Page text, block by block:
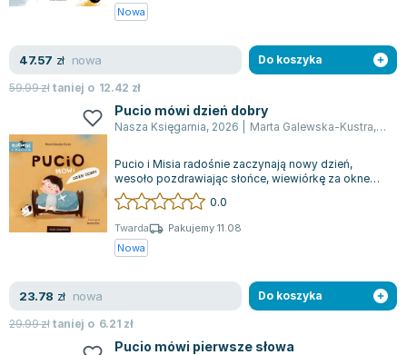
Nowa
47.57 zł nowa
59.99złtaniej o 12.42 zł
Do koszyka
Pucio mówi dzień dobry
Nasza Księgarnia, 2026 Marta Galewska-Kustra,
Pucio i Misia radośnie zaczynają nowy dzień,
wesoło pozdrawiając słońce, wiewiórkę za oknem
oraz mijające ulicą samochody. Po pora...
0.0
Twarda
Pakujemy 11.08
Nowa
23.78 zł nowa
29.99złtaniej o 6.21 zł
Do koszyka
Pucio mówi pierwsze słowa